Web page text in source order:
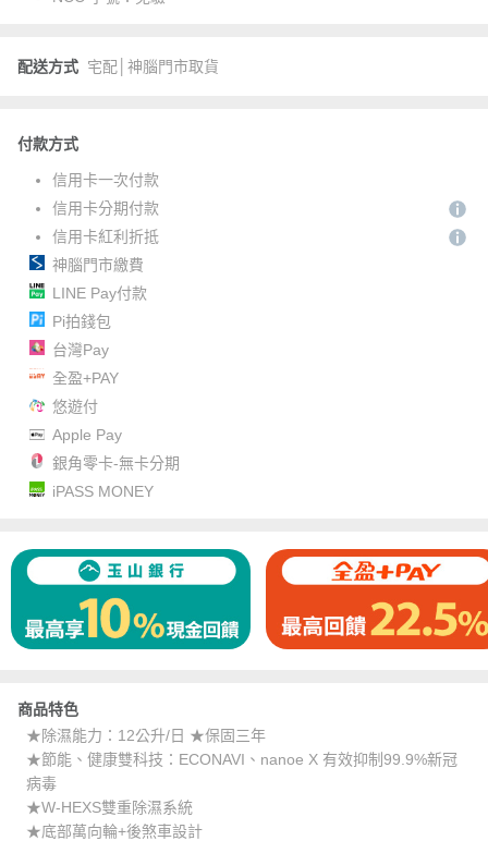
配送方式 宅配│神腦門市取貨
付款方式
信用卡一次付款
信用卡分期付款
信用卡紅利折抵
神腦門市繳費
LINE Pay付款
Pi拍錢包
台灣Pay
全盈+PAY
悠遊付
Apple Pay
銀角零卡-無卡分期
iPASS MONEY
商品特色
★除濕能力：12公升/日 ★保固三年
★節能、健康雙科技：ECONAVI、nanoe X 有效抑制99.9%新冠
病毒
★W-HEXS雙重除濕系統
★底部萬向輪+後煞車設計